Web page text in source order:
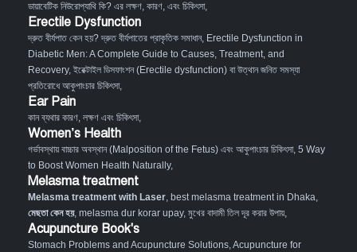
ডায়াবেটিক নিউরোপ্যাথি কি? এর লক্ষণ, কারণ, এবং চিকিৎসা,
Erectile Dysfunction
দ্রুত বীর্যপাত কেন হয়? দ্রুত বীর্যপাতের প্রাকৃতিক সমাধান, Erectile Dysfunction in
Diabetic Men: A Complete Guide to Causes, Treatment, and
Recovery, ইরেক্টাইল ডিসফাংশন (Erectile dysfunction) বা উত্থান জনিত সমস্যা
প্রতিরোধে আকুপাংচার চিকিৎসা,
Ear Pain
কান ব্যথার কারণ, লক্ষণ এবং চিকিৎসা,
Women’s Health
গর্ভাবস্থায় বাচ্চার অবস্থান (Malposition of the Fetus) এবং আকুপাংচার চিকিৎসা, 5 Way
to Boost Women Health Naturally,
Melasma treatment
Melasma treatment with Laser, best melasma treatment in Dhaka,
মেছতা কেন হয়, melasma dur korar upay, মুখের বাদামী তিল দূর করার উপায়,
Acupuncture Book's
Stomach Problems and Acupuncture Solutions,Acupuncture for